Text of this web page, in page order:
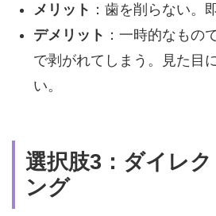
メリット ：歯を削らない。
デメリット ：一時的なもの
で剥がれてしまう。
見た目
い。
選択肢3：ダイレ
ング